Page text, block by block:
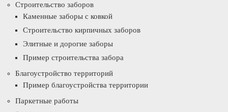
Строительство заборов
Каменные заборы с ковкой
Строительство кирпичных заборов
Элитные и дорогие заборы
Пример строительства забора
Благоустройство территорий
Пример благоустройства территории
Паркетные работы